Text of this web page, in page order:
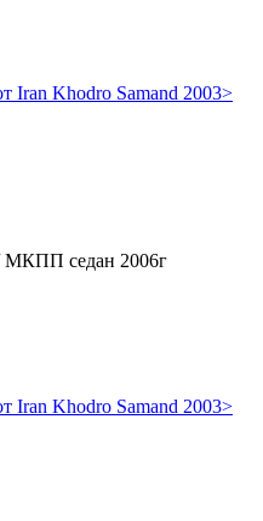
Iran Khodro Samand 2003>
МКПП седан 2006г
Iran Khodro Samand 2003>